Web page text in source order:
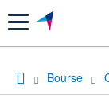
Menu
Bourse